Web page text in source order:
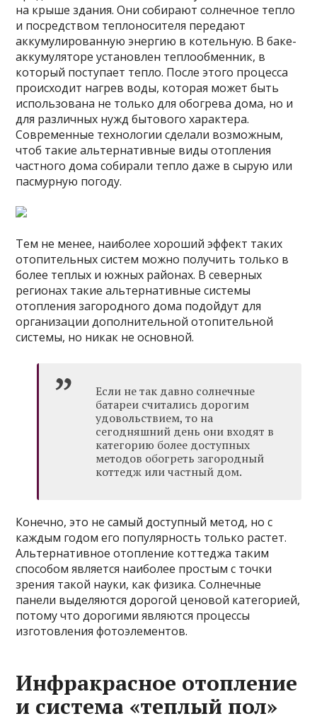
на крыше здания. Они собирают солнечное тепло
и посредством теплоносителя передают
аккумулированную энергию в котельную. В баке-
аккумуляторе установлен теплообменник, в
который поступает тепло. После этого процесса
происходит нагрев воды, которая может быть
использована не только для обогрева дома, но и
для различных нужд бытового характера.
Современные технологии сделали возможным,
чтоб такие альтернативные виды отопления
частного дома собирали тепло даже в сырую или
пасмурную погоду.
Тем не менее, наиболее хороший эффект таких
отопительных систем можно получить только в
более теплых и южных районах. В северных
регионах такие альтернативные системы
отопления загородного дома подойдут для
организации дополнительной отопительной
системы, но никак не основной.
Если не так давно солнечные
батареи считались дорогим
удовольствием, то на
сегодняшний день они входят в
категорию более доступных
методов обогреть загородный
коттедж или частный дом.
Конечно, это не самый доступный метод, но с
каждым годом его популярность только растет.
Альтернативное отопление коттеджа таким
способом является наиболее простым с точки
зрения такой науки, как физика. Солнечные
панели выделяются дорогой ценовой категорией,
потому что дорогими являются процессы
изготовления фотоэлементов.
Инфракрасное отопление
и система «теплый пол»